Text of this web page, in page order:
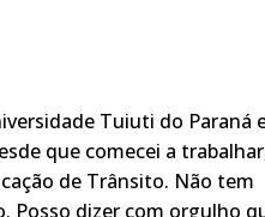
Tuiuti do Paraná
que comecei a
de Trânsito. Não tem
Posso dizer com orgulho